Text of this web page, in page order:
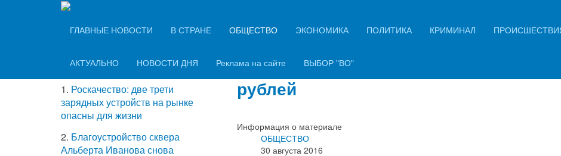
ГЛАВНЫЕ НОВОСТИ
В СТРАНЕ ОБЩЕСТВО ЭКОНОМИКА ПОЛИТИКА КРИМИНАЛ
АКТУАЛЬНО НОВОСТИ ДНЯ Реклама на сайте ВЫБОР "ВО"
Россельхознадзор оштрафовал
«Урицкий молокозавод» на 50 тысяч
рублей
Информация о материале
ОБЩЕСТВО
30 августа 2016
1. Роскачество: две трети
зарядных устройств на рынке
опасны для жизни
2. Благоустройство сквера
Альберта Иванова снова